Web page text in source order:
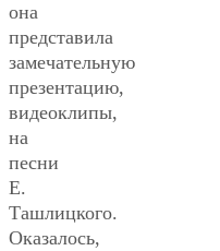
она
представила
замечательную
презентацию,
видеоклипы,
на
песни
Е.
Ташлицкого.
Оказалось,